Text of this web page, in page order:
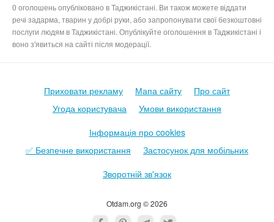
0 оголошень опубліковано в Таджикістані. Ви також можете віддати
речі задарма, тварин у добрі руки, або запропонувати свої безкоштовні
послуги людям в Таджикістані. Опублікуйте оголошення в Таджикістані і
воно з'явиться на сайті після модерації.
Otdam.org © 2026
Приховати рекламу Мапа сайту
Про сайт
Угода користувача
Умови використання
Інформація про cookies
✅ Безпечне використання
Застосунок для мобільних
Зворотній зв'язок